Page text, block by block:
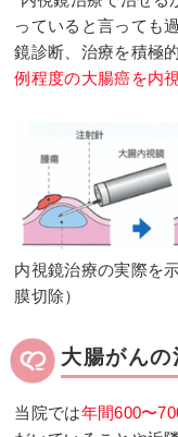
っていると言っても
鏡診断、治療を積極
例程度の大腸癌を内
内視鏡治療の実際を
膜切除）
大腸がん
当院では年間600〜